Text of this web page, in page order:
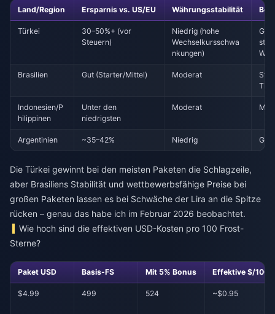
Land/Region Ersparnis vs. US/EU Währungsstabilität
Türkei
30–50%+ (vor
Steuern)
Niedrig (hohe
Wechselkursschwa
nkungen)
Brasilien Gut (Starter/Mittel) Moderat
Tier
Indonesien/P
hilippinen
Unter den
niedrigsten
Moderat
Argentinien ~35–42% Niedrig
Die Türkei gewinnt bei den meisten Paketen die Schlagzeile,
aber Brasiliens Stabilität und wettbewerbsfähige Preise bei
großen Paketen lassen es bei Schwäche der Lira an die Spitze
rücken – genau das habe ich im Februar 2026 beobachtet.
Wie hoch sind die effektiven USD-Kosten pro 100 Frost-
Sterne?
Paket USD Basis-FS Mit 5% Bonus Effektive $/100
$4.99 499 524 ~$0.95